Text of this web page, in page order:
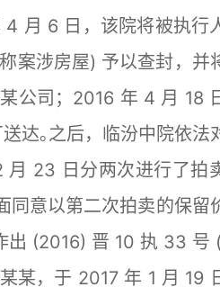
月 6 日，该院将被执行
案涉房屋) 予以查封，并
公司；2016 年 4 月 18
达｡之后，临汾中院依法
月 23 日分两次进行了拍
同意以第二次拍卖的保留
出 (2016) 晋 10 执 33 号
某，于 2017 年 1 月 19